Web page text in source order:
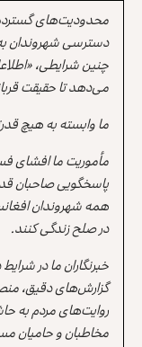
محدودیت‌های
دسترسی شهروندان
چنین شرایطی،
می‌دهد تا حقیقت
ما وابسته به هیچ
مأموریت ما افشای
پاسخگویی صاحبان
همه شهروندان
در صلح زندگی کنند.
خبرنگاران ما در
گزارش‌های دقیق،
روایت‌های مردم به
مخاطبان و حامیان